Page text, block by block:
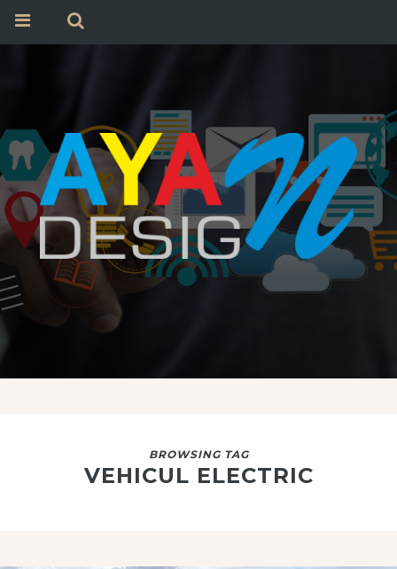
BROWSING TAG
VEHICUL ELECTRIC